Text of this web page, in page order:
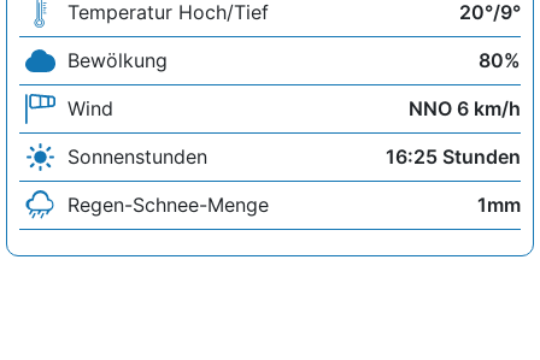
Temperatur Hoch/Tief
20°/9°
Bewölkung
80%
Wind
NNO 6 km/h
Sonnenstunden
16:25 Stunden
Regen-Schnee-Menge
1mm